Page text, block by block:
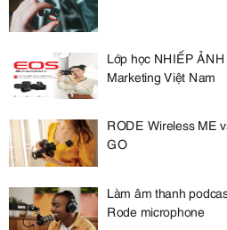
Lớp học NHIẾP
Marketing Việt Nam
RODE Wireless ME
GO
Làm âm thanh
Rode microphone